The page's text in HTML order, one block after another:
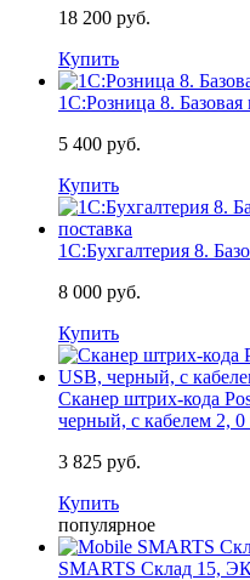
18 200 руб.
Купить
1С:Розница 8. Базовая
5 400 руб.
Купить
1С:Бухгалтерия 8.
8 000 руб.
Купить
Сканер штрих-кода
черный, с кабелем 2, 0
3 825 руб.
Купить
популярное
SMARTS Склад 15,